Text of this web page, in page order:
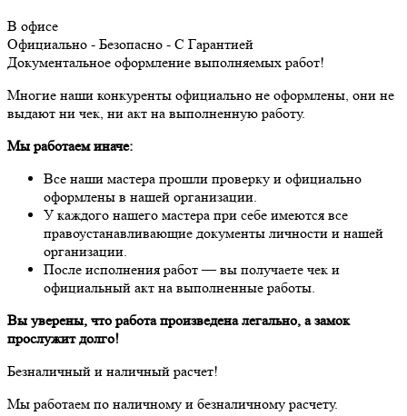
В офисе
Официально - Безопасно - С Гарантией
Документальное оформление выполняемых работ!
Многие наши конкуренты официально не оформлены, они не
выдают ни чек, ни акт на выполненную работу.
Мы работаем иначе:
Все наши мастера прошли проверку и официально
оформлены в нашей организации.
У каждого нашего мастера при себе имеются все
правоустанавливающие документы личности и нашей
организации.
После исполнения работ — вы получаете чек и
официальный акт на выполненные работы.
Вы уверены, что работа произведена легально, а замок
прослужит долго!
Безналичный и наличный расчет!
Мы работаем по наличному и безналичному расчету.